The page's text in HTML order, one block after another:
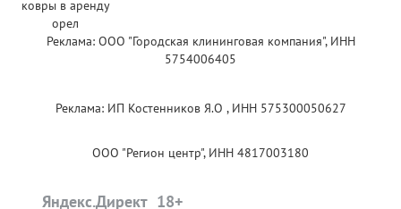
Реклама: ООО "Городская клининговая компания", ИНН
5754006405
Реклама: ИП Костенников Я.О , ИНН 575300050627
ООО "Регион центр", ИНН 4817003180
Яндекс.Директ